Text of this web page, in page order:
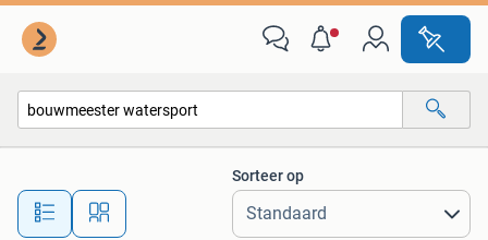
Alle afstanden…
Sorteer op